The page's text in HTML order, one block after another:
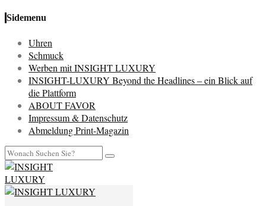
Sidemenu
Uhren
Schmuck
Werben mit INSIGHT LUXURY
INSIGHT-LUXURY Beyond the Headlines – ein Blick auf
die Plattform
ABOUT FAVOR
Impressum & Datenschutz
Abmeldung Print-Magazin